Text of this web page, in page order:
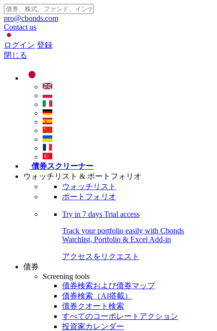
pro@cbonds.com
Contact us
ログイン 登録
閉じる
債券スクリーナー
ウォッチリスト & ポートフォリオ
ウォッチリスト
ポートフォリオ
Try in 7 days Trial access
Track your portfolio easily with Cbonds
Watchlist, Portfolio & Excel Add-in
アクセスをリクエスト
債券
Screening tools
債券検索および債券マップ
債券検索（AI搭載）
債券クオート検索
すべてのコーポレートアクション
投資家カレンダー